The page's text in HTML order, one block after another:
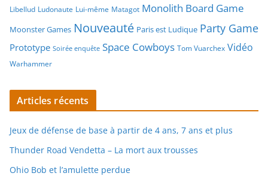
Libellud Ludonaute Lui-même Matagot Monolith Board Game
Moonster Games Nouveauté Paris est Ludique Party Game
Prototype Soirée enquête Space Cowboys Tom Vuarchex Vidéo
Warhammer
Articles récents
Jeux de défense de base à partir de 4 ans, 7 ans et plus
Thunder Road Vendetta – La mort aux trousses
Ohio Bob et l’amulette perdue